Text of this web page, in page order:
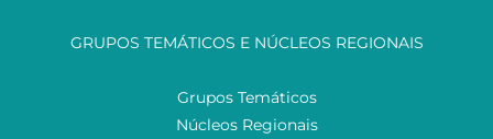
GRUPOS TEMÁTICOS E NÚCLEOS REGIONAIS
Grupos Temáticos
Núcleos Regionais